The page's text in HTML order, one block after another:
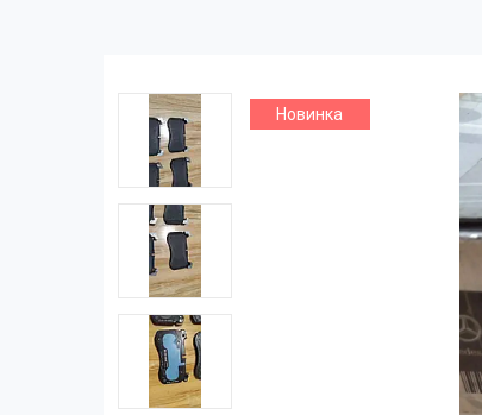
Новинка